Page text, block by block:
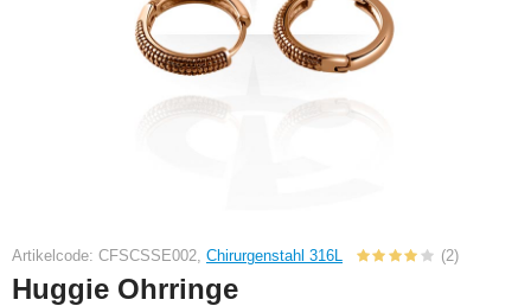
Artikelcode: CFSCSSE002, Chirurgenstahl 316L (2)
Huggie Ohrringe